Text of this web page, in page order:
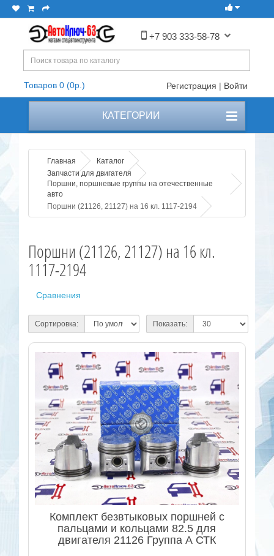
+7 903 333-58-78
Товаров 0 (0р.) Регистрация | Войти
КАТЕГОРИИ
Главная
Каталог
Запчасти для двигателя
Поршни, поршневые группы на отечественные
авто
Поршни (21126, 21127) на 16 кл. 1117-2194
Поршни (21126, 21127) на 16 кл.
1117-2194
Сравнения
Сортировка: Показать:
Комплект безвтыковых поршней с
пальцами и кольцами 82.5 для
двигателя 21126 Группа А СТК